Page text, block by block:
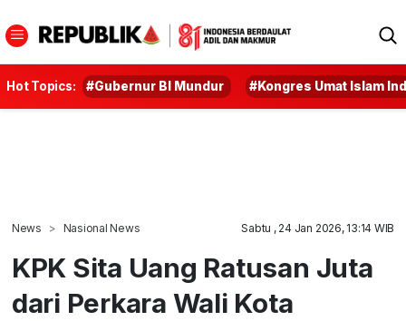
Hot Topics: #Gubernur BI Mundur #Kongres Umat Islam
News Nasional News Sabtu , 24 Jan 2026, 13:14 WIB
KPK Sita Uang Ratusan Juta
dari Perkara Wali Kota